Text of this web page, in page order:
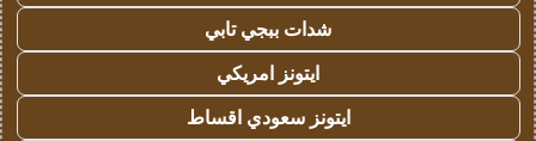
شدات ببجي تابي
ايتونز امريكي
ايتونز سعودي اقساط